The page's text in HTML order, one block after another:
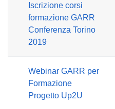
Iscrizione corsi
formazione GARR
Conferenza Torino
2019
Webinar GARR per
Formazione
Progetto Up2U